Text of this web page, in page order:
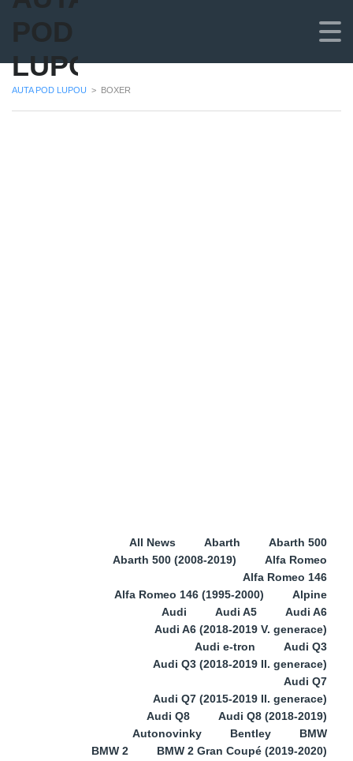
POD
LUPOU
AUTA POD LUPOU > BOXER
All News Abarth
Abarth 500
Abarth 500 (2008-2019)
Alfa Romeo
Alfa Romeo 146
Alfa Romeo 146 (1995-2000)
Alpine
Audi
Audi A5
Audi A6
Audi A6 (2018-2019 V. generace)
Audi e-tron
Audi Q3
Audi Q3 (2018-2019 II. generace)
Audi Q7
Audi Q7 (2015-2019 II. generace)
Audi Q8
Audi Q8 (2018-2019)
Autonovinky
Bentley
BMW
BMW 2
BMW 2 Gran Coupé (2019-2020)